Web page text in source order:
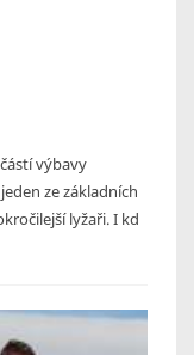
výbavy
ze základních
lyžaři. I kd